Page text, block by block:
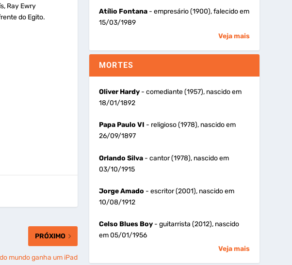
Ray Ewry
do Egito.
PRÓXIMO
mundo ganha um iPad
Atílio Fontana- empresário (1900), falecido em
15/03/1989
Veja mais
MORTES
Oliver Hardy- comediante (1957), nascido em
18/01/1892
Papa Paulo VI - religioso (1978), nascido em
26/09/1897
Orlando Silva- cantor (1978), nascido em
03/10/1915
Jorge Amado - escritor (2001), nascido em
10/08/1912
Celso Blues Boy- guitarrista (2012), nascido
em 05/01/1956
Veja mais